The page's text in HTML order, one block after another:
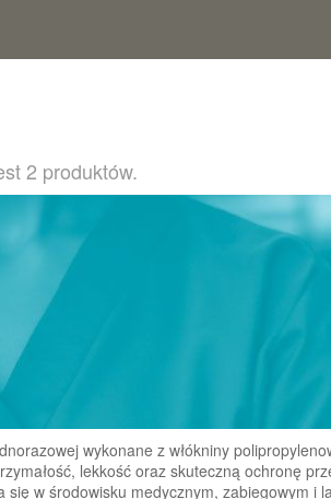
2 produktów.
wykonane z włókniny
lekkość oraz skuteczną ochronę
w środowisku medycznym, zabiegowym i